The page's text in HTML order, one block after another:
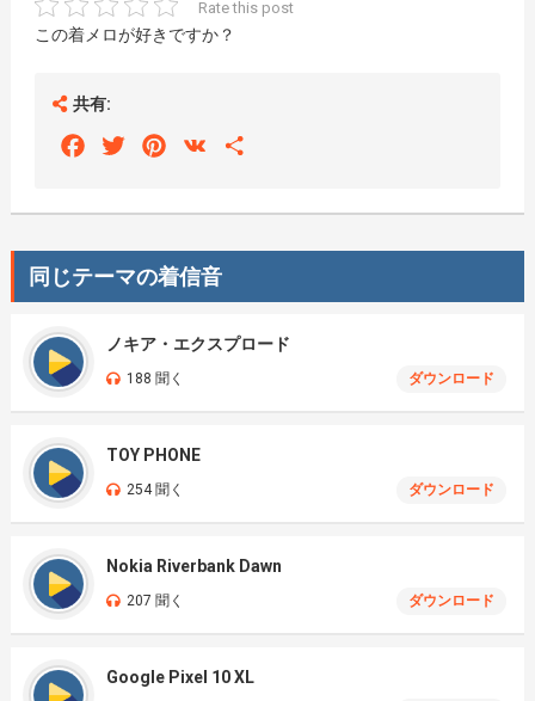
Rate this post
この着メロが好きですか？
共有:
FacebookTwitterPinterest
VK
同じテーマの着信音
ノキア・エクスプロード
188 聞く ダウンロード
TOY PHONE
254 聞く ダウンロード
Nokia Riverbank Dawn
207 聞く ダウンロード
Google Pixel 10 XL